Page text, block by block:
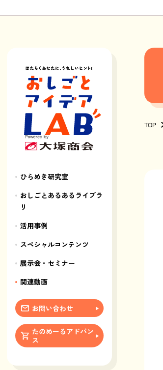
ひらめき研究室
おしごとあるあるライブラ
リ
活用事例
スペシャルコンテンツ
展示会・セミナー
関連動画
お問い合わせ
たのめーるアドバン
ス
TOP